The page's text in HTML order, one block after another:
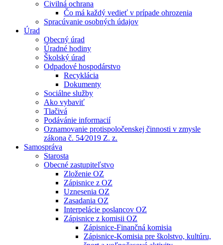
Civilná ochrana
Čo má každý vedieť v prípade ohrozenia
Spracúvanie osobných údajov
Úrad
Obecný úrad
Úradné hodiny
Školský úrad
Odpadové hospodárstvo
Recyklácia
Dokumenty
Sociálne služby
Ako vybaviť
Tlačivá
Podávánie informacií
Oznamovanie protispoločenskej činnosti v zmysle
zákona č. 54⁄2019 Z. z.
Samospráva
Starosta
Obecné zastupiteľstvo
Zloženie OZ
Zápisnice z OZ
Uznesenia OZ
Zasadania OZ
Interpelácie poslancov OZ
Zápisnice z komisii OZ
Zápisnice-Finančná komisia
Zápisnice-Komisia pre školstvo, kultúru,